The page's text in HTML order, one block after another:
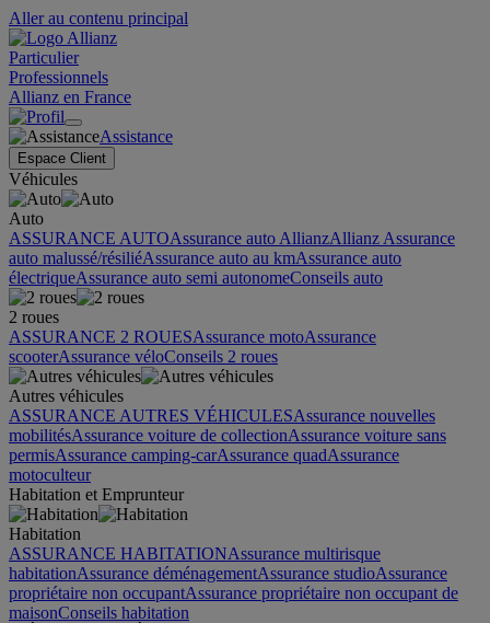
Aller au contenu principal
Particulier
Professionnels
Allianz en France
Assistance
Espace Client
Véhicules
Auto
ASSURANCE AUTOAssurance auto AllianzAllianz Assurance
auto malussé/résiliéAssurance auto au kmAssurance auto
électriqueAssurance auto semi autonomeConseils auto
2 roues
ASSURANCE 2 ROUESAssurance motoAssurance
scooterAssurance véloConseils 2 roues
Autres véhicules
ASSURANCE AUTRES VÉHICULESAssurance nouvelles
mobilitésAssurance voiture de collectionAssurance voiture sans
permisAssurance camping-carAssurance quadAssurance
motoculteur
Habitation et Emprunteur
Habitation
ASSURANCE HABITATIONAssurance multirisque
habitationAssurance déménagementAssurance studioAssurance
propriétaire non occupantAssurance propriétaire non occupant de
maisonConseils habitation